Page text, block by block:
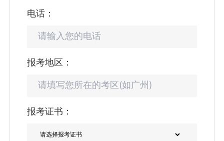
电话：
报考地区：
报考证书：